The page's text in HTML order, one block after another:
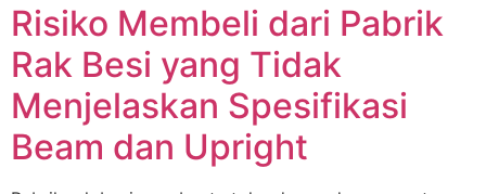
Risiko Membeli dari Pabrik
Rak Besi yang Tidak
Menjelaskan Spesifikasi
Beam dan Upright